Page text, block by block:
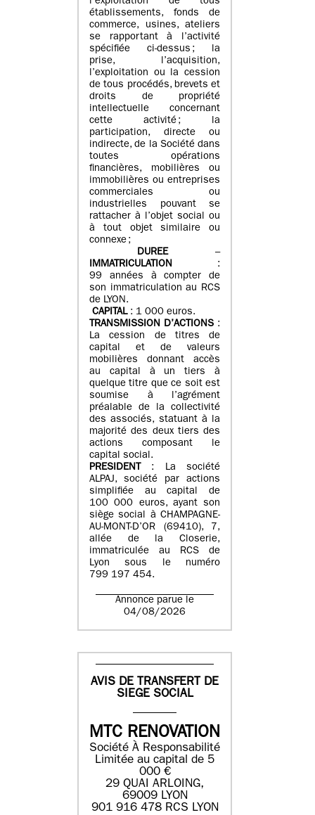
établissements, fonds de
commerce, usines, ateliers
se rapportant à l’activité
spécifiée ci-dessus ; la
prise, l’acquisition,
l’exploitation ou la cession
de tous procédés, brevets et
droits de propriété
intellectuelle concernant
cette activité ; la
participation, directe ou
indirecte, de la Société dans
toutes opérations
financières, mobilières ou
immobilières ou entreprises
commerciales ou
industrielles pouvant se
rattacher à l’objet social ou
à tout objet similaire ou
connexe ;
DUREE–
IMMATRICULATION :
99 années à compter de
son immatriculation au RCS
de LYON.
CAPITAL: 1 000 euros.
TRANSMISSION D’ACTIONS :
La cession de titres de
capital et de valeurs
mobilières donnant accès
au capital à un tiers à
quelque titre que ce soit est
soumise à l’agrément
préalable de la collectivité
des associés, statuant à la
majorité des deux tiers des
actions composant le
capital social.
PRESIDENT
: La société
ALPAJ, société par actions
simplifiée au capital de
100 000 euros, ayant son
siège social à CHAMPAGNE-
AU-MONT-D’OR (69410), 7,
allée de la Closerie,
immatriculée au RCS de
Lyon sous le numéro
799 197 454.
Annonce parue le
04/08/2026
AVIS DE TRANSFERT DE
SIEGE SOCIAL
MTC RENOVATION
Société À Responsabilité
Limitée au capital de 5
000 €
29 QUAI ARLOING,
69009 LYON
901 916 478 RCS LYON